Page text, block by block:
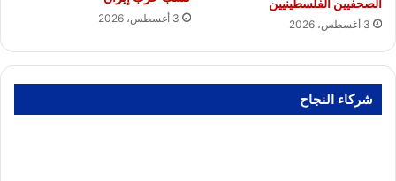
الصحفيين الفلسطينيين
3 أغسطس، 2026
3 أغسطس، 2026
شركاء النجاح